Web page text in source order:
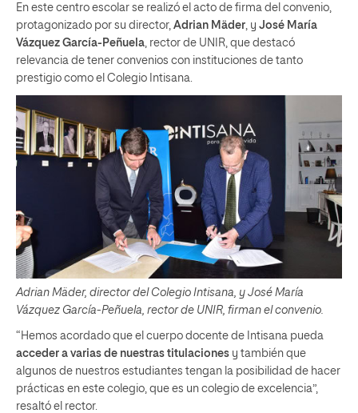
En este centro escolar se realizó el acto de firma del convenio,
protagonizado por su director, Adrian Mäder , y José María
Vázquez García-Peñuela , rector de UNIR, que destacó
relevancia de tener convenios con instituciones de tanto
prestigio como el Colegio Intisana.
Adrian Mäder, director del Colegio Intisana, y José María
Vázquez García-Peñuela, rector de UNIR, firman el convenio.
“Hemos acordado que el cuerpo docente de Intisana pueda
acceder a varias de nuestras titulaciones y también que
algunos de nuestros estudiantes tengan la posibilidad de hacer
prácticas en este colegio, que es un colegio de excelencia”,
resaltó el rector.